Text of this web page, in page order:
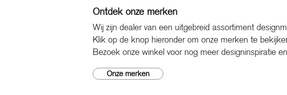
Wij zijn dealer van een uitgebreid assortiment
Klik op de knop hieronder om onze merken te
Bezoek onze winkel voor nog meer designinspiratie
Ontdek onze merken
Onze merken